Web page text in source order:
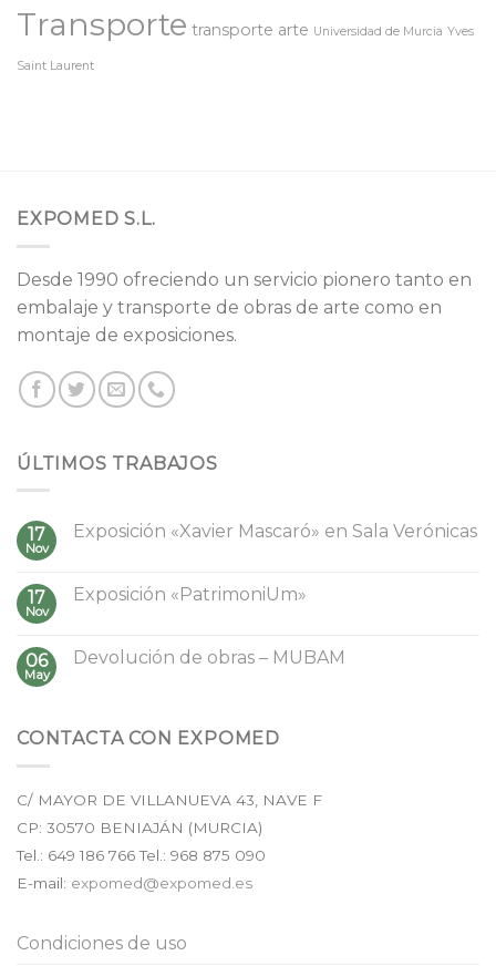
Transporte transporte arte Universidad de Murcia Yves
Saint Laurent
EXPOMED S.L.
Desde 1990 ofreciendo un servicio pionero tanto en
embalaje y transporte de obras de arte como en
montaje de exposiciones.
ÚLTIMOS TRABAJOS
17
Nov
Exposición «Xavier Mascaró» en Sala Verónicas
17
Nov
Exposición «PatrimoniUm»
06
May
Devolución de obras – MUBAM
CONTACTA CON EXPOMED
C/ MAYOR DE VILLANUEVA 43, NAVE F
CP: 30570 BENIAJÁN (MURCIA)
Tel.: 649 186 766Tel.: 968 875 090
E-mail: expomed@expomed.es
Condiciones de uso